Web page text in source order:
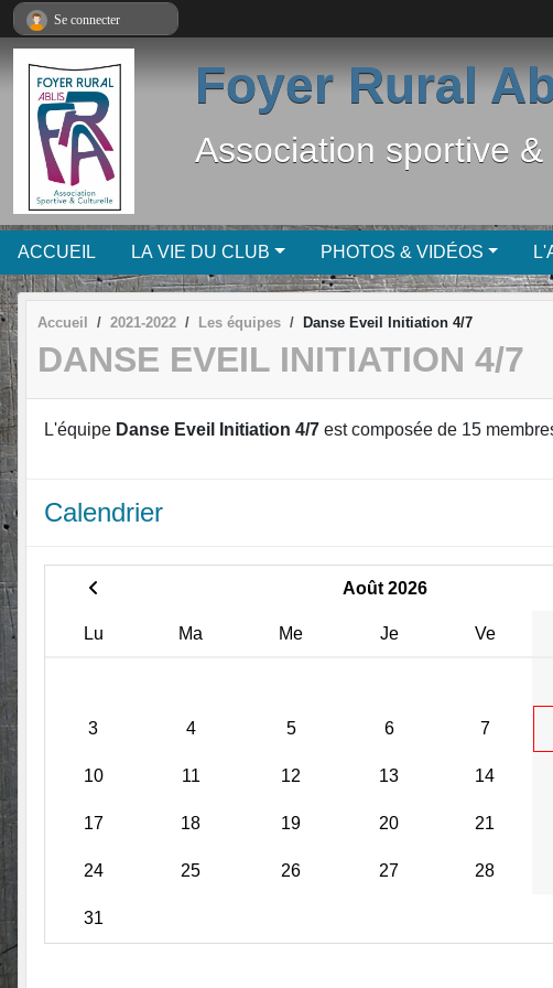
Foyer Rural
Association sportive
ACCUEIL LA VIE DU CLUB PHOTOS & VIDÉOS
Accueil 2021-2022 Les équipes Danse Eveil Initiation 4/7
DANSE EVEIL INITIATION 4/7
L'équipe Danse Eveil Initiation 4/7 est composée de 15
Calendrier
Août 2026
Lu Ma Me Je Ve
3 4 5 6 7
10 11 12 13 14
17 18 19 20 21
24 25 26 27 28
31
Se connecter
Panneau de gestion des cookies